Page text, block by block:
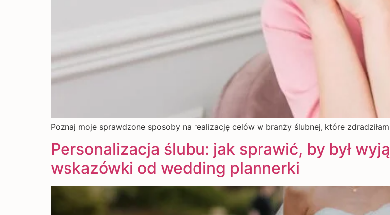
Poznaj moje sprawdzone sposoby na realizację celów w branży ślubnej, które
Personalizacja ślubu: jak sprawić, by był
wskazówki od wedding plannerki